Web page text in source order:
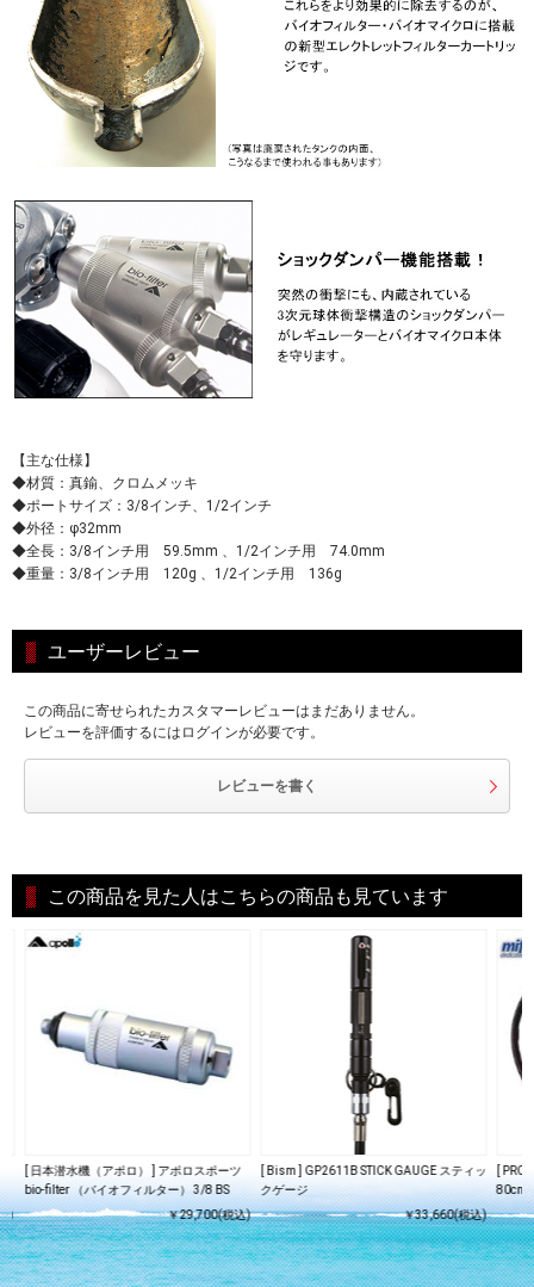
【主な仕様】
◆材質：真鍮、クロムメッキ
◆ポートサイズ：3/8インチ、1/2インチ
◆外径：φ32mm
◆全長：3/8インチ用 59.5mm 、1/2インチ用 74.0mm
◆重量：3/8インチ用 120g 、1/2インチ用 136g
ユーザーレビュー
この商品に寄せられたカスタマーレビューはまだありません。
レビューを評価するにはログインが必要です。
レビューを書く
この商品を見た人はこちらの商品も見ています
)
[ 日本潜水機（アポロ） ] アポロスポーツ
bio-filter （バイオフィルター） 3/8 BS
￥29,700(税込)
[ Bism ] GP2611B STICK GAUGE スティッ
クゲージ
￥33,660(税込)
[
80cm